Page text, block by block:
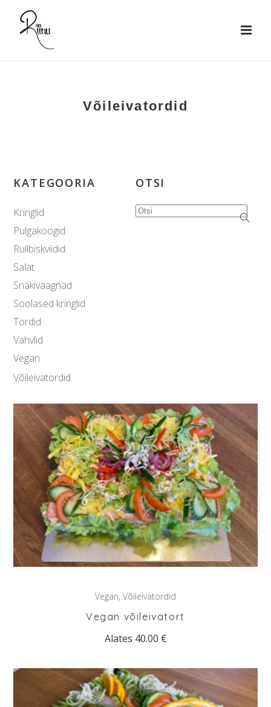
Võileivatordid
Vegan, Võileivatordid
Vegan võileivatort
Alates 40.00 €
KATEGOORIA
Kringlid
Pulgakoogid
Rullbiskviidid
Salat
Snäkivaagnad
Soolased kringlid
Tordid
Vahvlid
Vegan
Võileivatordid
OTSI
Search